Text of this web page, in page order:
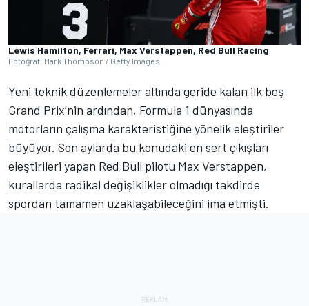
Lewis Hamilton, Ferrari, Max Verstappen, Red Bull Racing
Fotoğraf: Mark Thompson / Getty Images
Yeni teknik düzenlemeler altında geride kalan ilk beş
Grand Prix’nin ardından, Formula 1 dünyasında
motorların çalışma karakteristiğine yönelik eleştiriler
büyüyor. Son aylarda bu konudaki en sert çıkışları
eleştirileri yapan Red Bull pilotu Max Verstappen,
kurallarda radikal değişiklikler olmadığı takdirde
spordan tamamen uzaklaşabileceğini ima etmişti.